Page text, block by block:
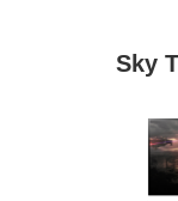
Sky